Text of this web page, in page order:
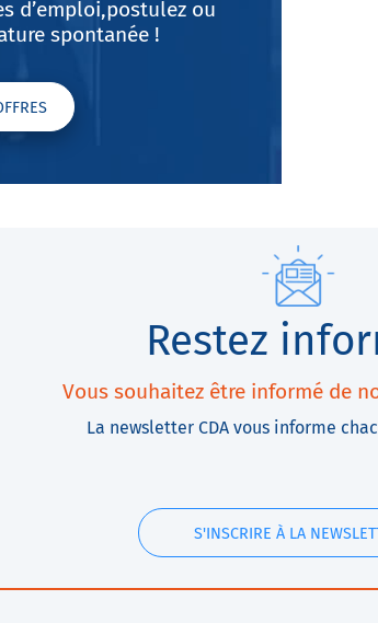
d’emploi,postulez ou
spontanée !
Restez
Vous souhaitez être informé de
La newsletter CDA vous informe
S'INSCRIRE À LA